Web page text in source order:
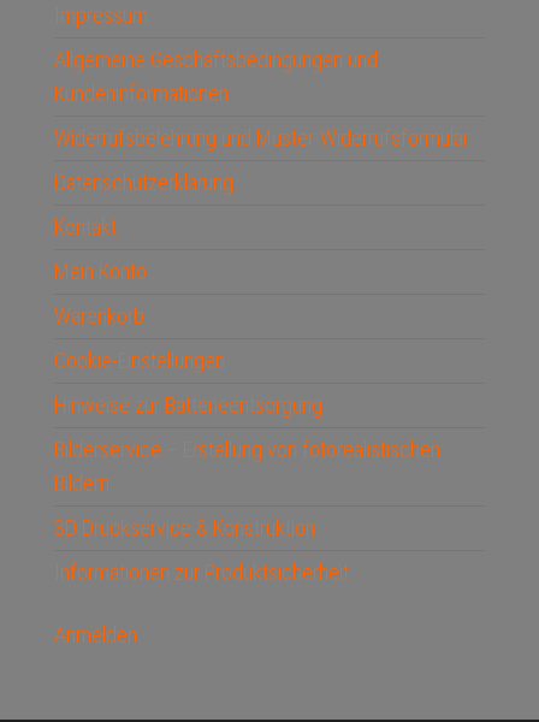
Impressum
Allgemeine Geschäftsbedingungen und
Kundeninformationen
Widerrufsbelehrung und Muster-Widerrufsformular
Datenschutzerklärung
Kontakt
Mein Konto
Warenkorb
Cookie-Einstellungen
Hinweise zur Batterieentsorgung
Bilderservice – Erstellung von fotorealistischen
Bildern
3D Druckservice & Konstruktion
Informationen zur Produktsicherheit
Anmelden